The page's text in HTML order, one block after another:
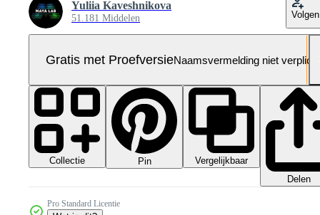
Yuliia Kaveshnikova
51.181 Middelen Volgen
Gratis met ProefversieNaamsvermelding niet verplicht
Collectie Pin
Vergelijkbaar
Delen
Pro Standard Licentie